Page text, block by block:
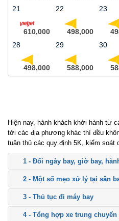
21
610,000
22
498,000
23
28
498,000
29
588,000
30
Hiện nay, hành khách khởi hành từ
tới các địa phương khác thì đều
tuân thủ các quy định 5K, kiểm soát
1 - Đổi ngày bay, giờ bay,
2 - Một số mẹo xử lý tại sân
3 - Thủ tục đi máy bay
4 - Tổng hợp xe trung chuyển